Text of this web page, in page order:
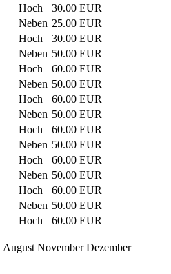
Hoch
30.00 EUR
Neben 25.00 EUR
Hoch
30.00 EUR
Neben 50.00 EUR
Hoch
60.00 EUR
Neben 50.00 EUR
Hoch
60.00 EUR
Neben 50.00 EUR
Hoch
60.00 EUR
Neben 50.00 EUR
Hoch
60.00 EUR
Neben 50.00 EUR
Hoch
60.00 EUR
Neben 50.00 EUR
Hoch
60.00 EUR
November Dezember